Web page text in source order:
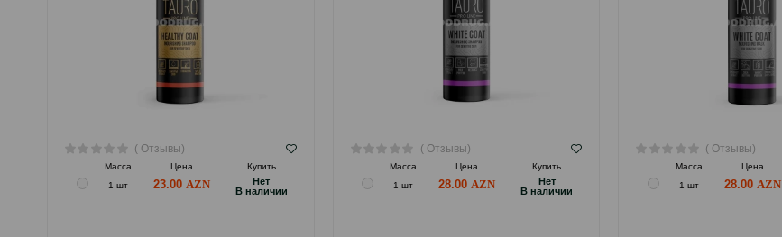
( Отзывы)
Масса Цена
Купить
1 шт
23.00
Hет
B наличии
( Отзывы)
Масса Цена
Купить
1 шт
28.00
Hет
B наличии
( Отзывы)
Масса Цена
1 шт
28.00